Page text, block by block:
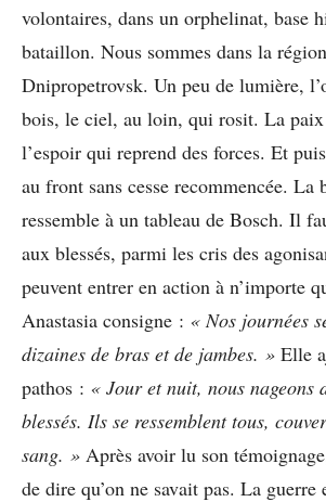
volontaires, dans un orphelinat, base
bataillon. Nous sommes dans la
Dnipropetrovsk. Un peu de lumière,
bois, le ciel, au loin, qui rosit. La
l’espoir qui reprend des forces. Et
au front sans cesse recommencée. La
ressemble à un tableau de Bosch. Il
aux blessés, parmi les cris des
peuvent entrer en action à n’importe
Anastasia consigne : « Nos journées
dizaines de bras et de jambes. » Elle
pathos : « Jour et nuit, nous nageons
blessés. Ils se ressemblent tous,
sang. » Après avoir lu son
de dire qu’on ne savait pas. La guerre